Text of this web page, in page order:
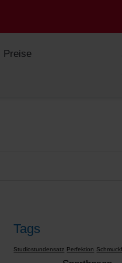
Preise
Tags
Studiostundensatz Perfektion